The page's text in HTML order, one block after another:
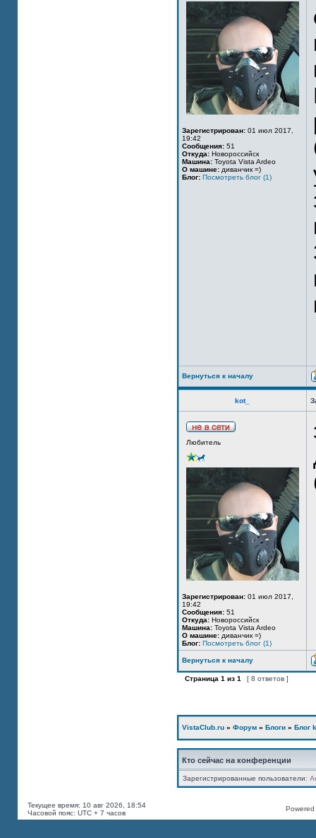
Зарегистрирован: 01 июл 2017,
19:42
Сообщения: 51
Откуда: Новороссийск
Машина: Toyota Vista Ardeo
О машине: диванчик =)
Блог: Посмотреть блог (1)
Вернуться к началу
kot_
Любитель
Зарегистрирован: 01 июл 2017,
19:42
Сообщения: 51
Откуда: Новороссийск
Машина: Toyota Vista Ardeo
О машине: диванчик =)
Блог: Посмотреть блог (1)
Вернуться к началу
Страница 1 из 1 [ 8 ответов ]
VistaClub.ru » Форум » Блоги » Блог
Кто сейчас на конференции
Зарегистрированные пользователи:
Текущее время: 10 авг 2026, 18:54
Часовой пояс: UTC + 7 часов